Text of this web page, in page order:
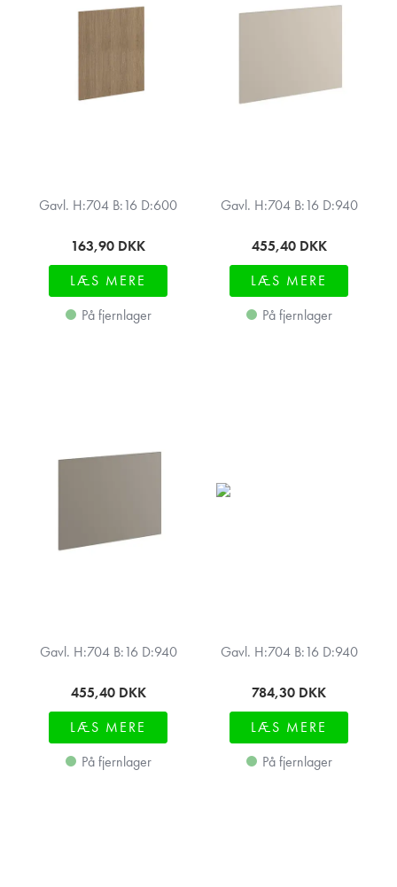
Gavl. H:704 B:16 D:600
163,90 DKK
LÆS MERE
På fjernlager
Gavl. H:704 B:16 D:940
455,40 DKK
LÆS MERE
På fjernlager
Gavl. H:704 B:16 D:940
455,40 DKK
LÆS MERE
På fjernlager
Gavl. H:704 B:16 D:940
784,30 DKK
LÆS MERE
På fjernlager